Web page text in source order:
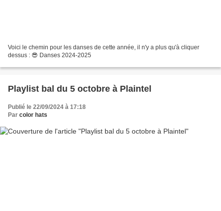
Voici le chemin pour les danses de cette année, il n'y a plus qu'à cliquer
dessus : 😎 Danses 2024-2025
Playlist bal du 5 octobre à Plaintel
Publié le 22/09/2024 à 17:18
Par color hats